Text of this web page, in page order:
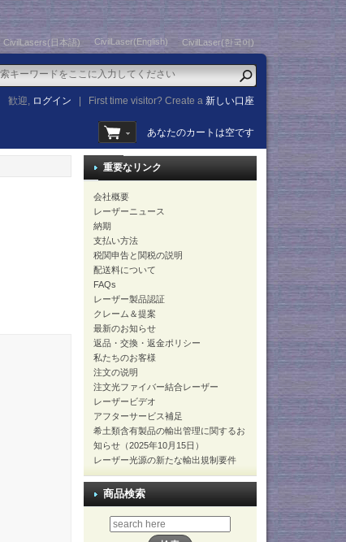
CivilLasers(日本語) CivilLaser(English) CivilLaser(한국어)
歓迎, ログイン First time visitor? Create a新しい口座
あなたのカートは空です
重要なリンク
会社概要
レーザーニュース
納期
支払い方法
税関申告と関税の説明
配送料について
FAQs
レーザー製品認証
クレーム＆提案
最新のお知らせ
返品・交換・返金ポリシー
私たちのお客様
注文の说明
注文光ファイバー結合レーザー
レーザービデオ
アフターサービス補足
希土類含有製品の輸出管理に関するお
知らせ（2025年10月15日）
レーザー光源の新たな輸出規制要件
商品検索